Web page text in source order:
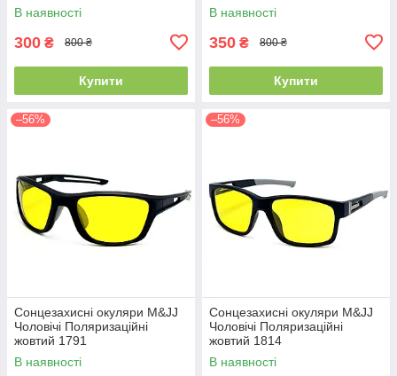
В наявності
300 ₴ 800 ₴
Купити
В наявності
350 ₴ 800 ₴
Купити
–56%
Сонцезахисні окуляри M&JJ
Чоловічі Поляризаційні
жовтий 1791
В наявності
–56%
Сонцезахисні окуляри M&JJ
Чоловічі Поляризаційні
жовтий 1814
В наявності